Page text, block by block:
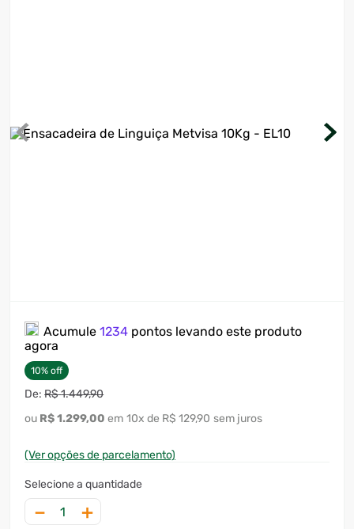
Acumule 1234 pontos levando este produto
agora
10% off
R$1.449,90
R$1.299,00 10x R$ 129,90 sem juros
(Ver opções de parcelamento)
＋
－